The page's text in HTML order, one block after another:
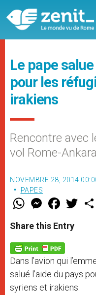
Le pape
pour les
irakiens
Rencontre avec
vol Rome-Ankara
NOVEMBRE 28, 2014
PAPES
W
t
s
p
p
M
e
s
e
g
e
r
F
a
e
b
o
k
w
Share this Entry
Dans l’avion qui
salué l’aide du pays
syriens et irakiens.